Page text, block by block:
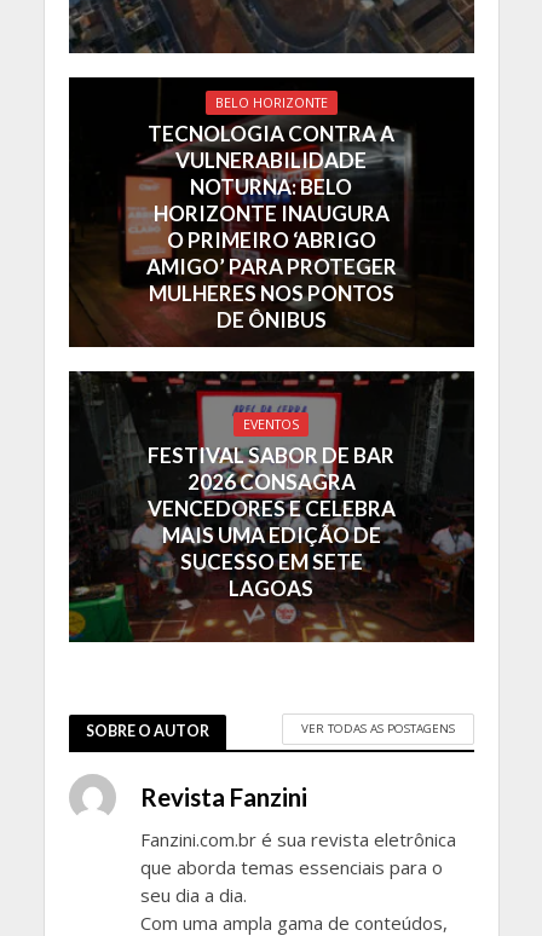
BELO HORIZONTE
TECNOLOGIA CONTRA A
VULNERABILIDADE
NOTURNA: BELO
HORIZONTE INAUGURA
O PRIMEIRO ‘ABRIGO
AMIGO’ PARA PROTEGER
MULHERES NOS PONTOS
DE ÔNIBUS
EVENTOS
FESTIVAL SABOR DE BAR
2026 CONSAGRA
VENCEDORES E CELEBRA
MAIS UMA EDIÇÃO DE
SUCESSO EM SETE
LAGOAS
SOBRE O AUTOR VER TODAS AS POSTAGENS
Revista Fanzini
Fanzini.com.br é sua revista eletrônica
que aborda temas essenciais para o
seu dia a dia.
Com uma ampla gama de conteúdos,